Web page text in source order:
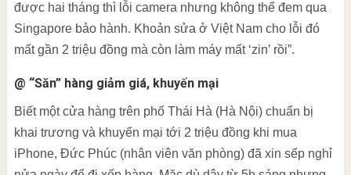
được hai tháng thì lỗi camera nhưng không thể đem qua
Singapore bảo hành. Khoản sửa ở Việt Nam cho lỗi đó
mất gần 2 triệu đồng mà còn làm máy mất ‘zin’ rồi”.
@ “Săn” hàng giảm giá, khuyến mại
Biết một cửa hàng trên phố Thái Hà (Hà Nội) chuẩn bị
khai trương và khuyến mại tới 2 triệu đồng khi mua
iPhone, Đức Phúc (nhân viên văn phòng) đã xin sếp nghỉ